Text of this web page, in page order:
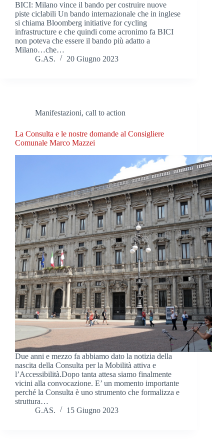
BICI: Milano vince il bando per costruire nuove
piste ciclabili Un bando internazionale che in inglese
si chiama Bloomberg initiative for cycling
infrastructure e che quindi come acronimo fa BICI
non poteva che essere il bando più adatto a
Milano…che…
G.AS.
20 Giugno 2023
Manifestazioni, call to action
La Consulta e le nostre domande al Consigliere
Comunale Marco Mazzei
Due anni e mezzo fa abbiamo dato la notizia della
nascita della Consulta per la Mobilità attiva e
l’Accessibilità.Dopo tanta attesa siamo finalmente
vicini alla convocazione. E’ un momento importante
perché la Consulta è uno strumento che formalizza e
struttura…
G.AS.
15 Giugno 2023